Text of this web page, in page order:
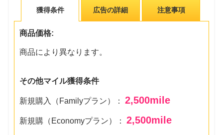
獲得条件 広告の詳細 注意事項
商品価格:
商品により異なります。
その他マイル獲得条件
新規購入（Familyプラン）：2,500mile
新規購（Economyプラン）：2,500mile